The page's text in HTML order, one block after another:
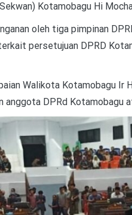
Kotamobagu Hi
oleh tiga pimpinan
persetujuan DPRD
Walikota Kotamobagu Ir
anggota DPRd Kotamobagu